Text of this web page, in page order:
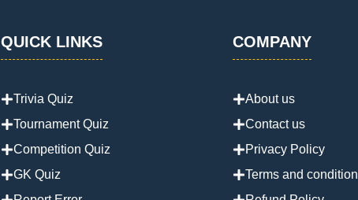
QUICK LINKS
Trivia Quiz
Tournament Quiz
Competition Quiz
GK Quiz
COMPANY
About us
Contact us
Privacy Policy
Terms and condition